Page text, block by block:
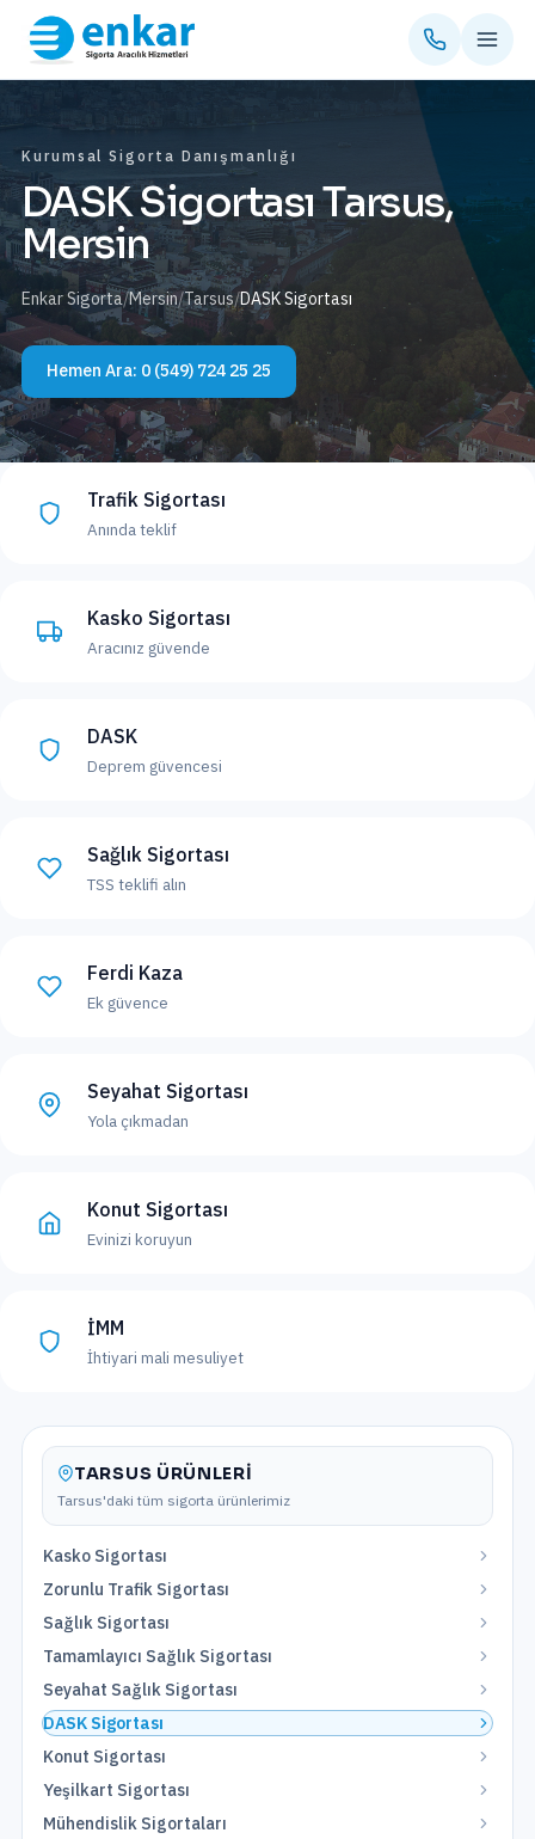
Kurumsal Sigorta Danışmanlığı
DASK Sigortası Tarsus,
Mersin
Enkar Sigorta/Mersin/Tarsus/DASK Sigortası
Hemen Ara: 0 (549) 724 25 25
Trafik Sigortası
Anında teklif
Kasko Sigortası
Aracınız güvende
DASK
Deprem güvencesi
Sağlık Sigortası
TSS teklifi alın
Ferdi Kaza
Ek güvence
Seyahat Sigortası
Yola çıkmadan
Konut Sigortası
Evinizi koruyun
İMM
İhtiyari mali mesuliyet
TARSUS ÜRÜNLERI
Tarsus'daki tüm sigorta ürünlerimiz
Kasko Sigortası
Zorunlu Trafik Sigortası
Sağlık Sigortası
Tamamlayıcı Sağlık Sigortası
Seyahat Sağlık Sigortası
DASK Sigortası
Konut Sigortası
Yeşilkart Sigortası
Mühendislik Sigortaları